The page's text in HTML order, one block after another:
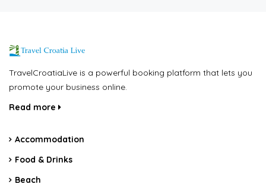
TravelCroatiaLive is a powerful booking platform that lets you
promote your business online.
Read more
Accommodation
Food & Drinks
Beach